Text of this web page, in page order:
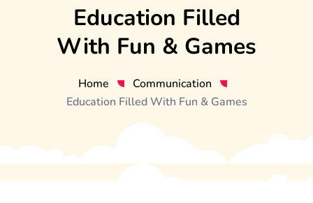
Education Filled
With Fun & Games
Home
Communication
Education Filled With Fun & Games